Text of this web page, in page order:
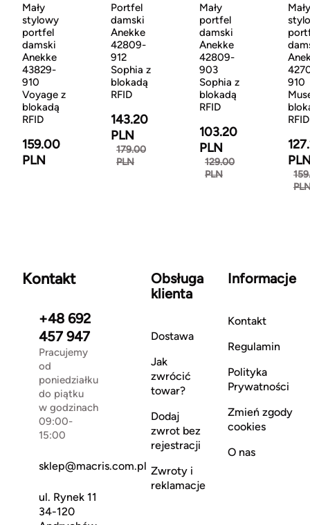
Mały
stylowy
portfel
damski
Anekke
43829-
910
Voyage z
blokadą
RFID
159.00
PLN
Portfel
damski
Anekke
42809-
912
Sophia z
blokadą
RFID
143.20
PLN
179.00
PLN
Mały
portfel
damski
Anekke
42809-
903
Sophia z
blokadą
RFID
103.20
PLN
129.00
PLN
Mały
910
RFID
Kontakt
+48 692
457 947
Pracujemy
od
poniedziałku
do piątku
w godzinach
09:00-
15:00
sklep@macris.com.pl
ul. Rynek 11
34-120
Obsługa
klienta
Dostawa
Jak
zwrócić
towar?
Dodaj
zwrot bez
rejestracji
Zwroty i
reklamacje
Informacje
Kontakt
Regulamin
Polityka
Prywatności
Zmień zgody
cookies
O nas